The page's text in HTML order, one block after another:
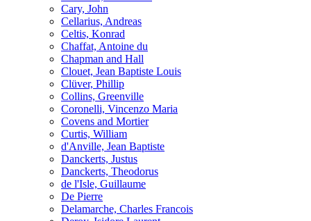
Cary, John
Cellarius, Andreas
Celtis, Konrad
Chaffat, Antoine du
Chapman and Hall
Clouet, Jean Baptiste Louis
Clüver, Phillip
Collins, Greenville
Coronelli, Vincenzo Maria
Covens and Mortier
Curtis, William
d'Anville, Jean Baptiste
Danckerts, Justus
Danckerts, Theodorus
de l'Isle, Guillaume
De Pierre
Delamarche, Charles Francois